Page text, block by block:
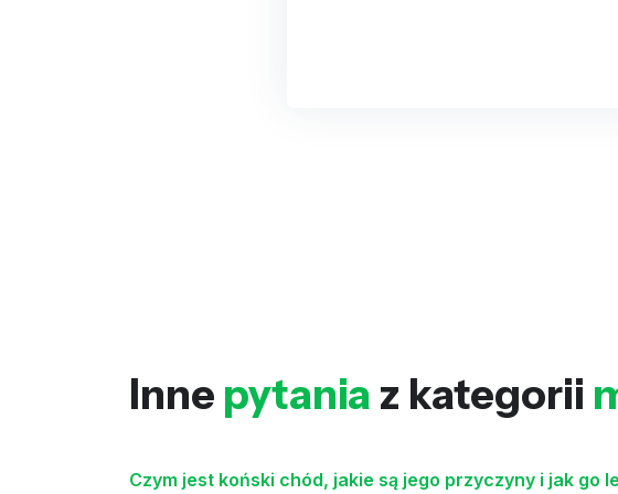
Inne pytania z kategorii
Czym jest koński chód, jakie są jego przyczyny i jak go